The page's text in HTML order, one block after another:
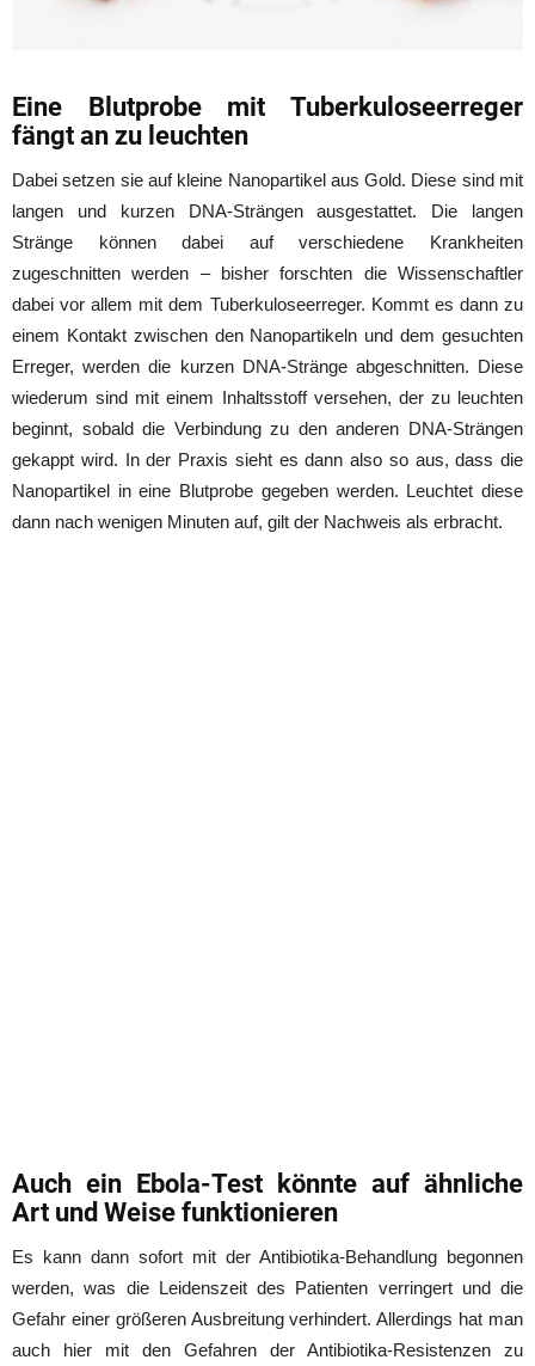
Eine Blutprobe mit Tuberkuloseerreger
fängt an zu leuchten
Dabei setzen sie auf kleine Nanopartikel aus Gold. Diese sind mit
langen und kurzen DNA-Strängen ausgestattet. Die langen
Stränge können dabei auf verschiedene Krankheiten
zugeschnitten werden – bisher forschten die Wissenschaftler
dabei vor allem mit dem Tuberkuloseerreger. Kommt es dann zu
einem Kontakt zwischen den Nanopartikeln und dem gesuchten
Erreger, werden die kurzen DNA-Stränge abgeschnitten. Diese
wiederum sind mit einem Inhaltsstoff versehen, der zu leuchten
beginnt, sobald die Verbindung zu den anderen DNA-Strängen
gekappt wird. In der Praxis sieht es dann also so aus, dass die
Nanopartikel in eine Blutprobe gegeben werden. Leuchtet diese
dann nach wenigen Minuten auf, gilt der Nachweis als erbracht.
Auch ein Ebola-Test könnte auf ähnliche
Art und Weise funktionieren
Es kann dann sofort mit der Antibiotika-Behandlung begonnen
werden, was die Leidenszeit des Patienten verringert und die
Gefahr einer größeren Ausbreitung verhindert. Allerdings hat man
auch hier mit den Gefahren der Antibiotika-Resistenzen zu